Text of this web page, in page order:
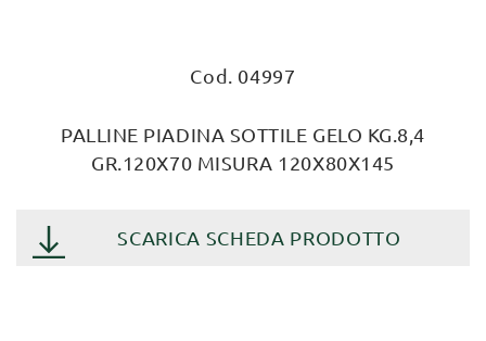
Cod. 04997
PALLINE PIADINA SOTTILE GELO KG.8,4
GR.120X70 MISURA 120X80X145
SCARICA SCHEDA PRODOTTO